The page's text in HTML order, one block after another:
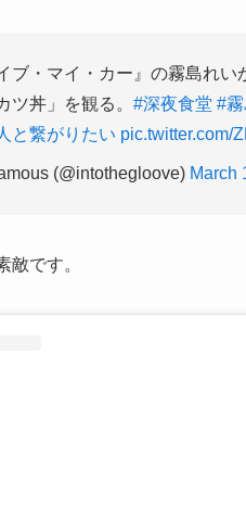
ブ・マイ・カー』の霧島れ
ツ丼」を観る。 #深夜食堂 #
と繋がりたい pic.twitter.com/
(@intothegloove) March
敵です。